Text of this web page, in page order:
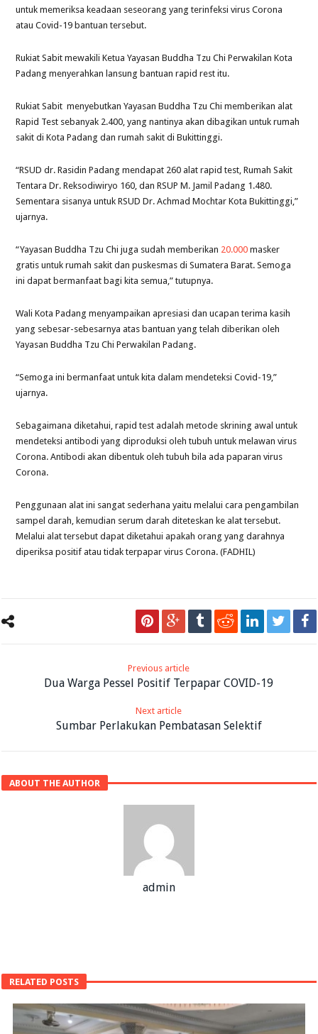
untuk memeriksa keadaan seseorang yang terinfeksi virus Corona
atau Covid-19 bantuan tersebut.
Rukiat Sabit mewakili Ketua Yayasan Buddha Tzu Chi Perwakilan Kota
Padang menyerahkan lansung bantuan rapid rest itu.
Rukiat Sabit menyebutkan Yayasan Buddha Tzu Chi memberikan alat
Rapid Test sebanyak 2.400, yang nantinya akan dibagikan untuk rumah
sakit di Kota Padang dan rumah sakit di Bukittinggi.
“RSUD dr. Rasidin Padang mendapat 260 alat rapid test, Rumah Sakit
Tentara Dr. Reksodiwiryo 160, dan RSUP M. Jamil Padang 1.480.
Sementara sisanya untuk RSUD Dr. Achmad Mochtar Kota Bukittinggi,”
ujarnya.
“Yayasan Buddha Tzu Chi juga sudah memberikan 20.000 masker
gratis untuk rumah sakit dan puskesmas di Sumatera Barat. Semoga
ini dapat bermanfaat bagi kita semua,” tutupnya.
Wali Kota Padang menyampaikan apresiasi dan ucapan terima kasih
yang sebesar-sebesarnya atas bantuan yang telah diberikan oleh
Yayasan Buddha Tzu Chi Perwakilan Padang.
“Semoga ini bermanfaat untuk kita dalam mendeteksi Covid-19,”
ujarnya.
Sebagaimana diketahui, rapid test adalah metode skrining awal untuk
mendeteksi antibodi yang diproduksi oleh tubuh untuk melawan virus
Corona. Antibodi akan dibentuk oleh tubuh bila ada paparan virus
Corona.
Penggunaan alat ini sangat sederhana yaitu melalui cara pengambilan
sampel darah, kemudian serum darah diteteskan ke alat tersebut.
Melalui alat tersebut dapat diketahui apakah orang yang darahnya
diperiksa positif atau tidak terpapar virus Corona. (FADHIL)
Previous article
Dua Warga Pessel Positif Terpapar COVID-19
Next article
Sumbar Perlakukan Pembatasan Selektif
ABOUT THE AUTHOR
admin
RELATED POSTS